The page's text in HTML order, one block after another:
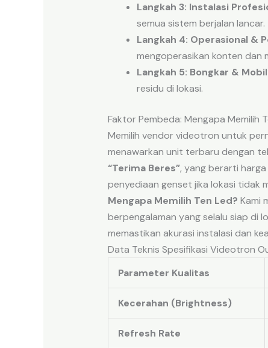
Langkah 3: Instalasi
semua sistem berjalan lancar.
Langkah 4: Operasional &
mengoperasikan konten dan
Langkah 5: Bongkar &
residu di lokasi.
Faktor Pembeda: Mengapa Memilih
Memilih vendor videotron untuk
menawarkan unit terbaru dengan
“Terima Beres”, yang berarti
penyediaan genset jika lokasi tidak
Mengapa Memilih Ten Led? Kami
berpengalaman yang selalu siap di
memastikan akurasi instalasi dan
Data Teknis Spesifikasi Videotron
Parameter Kualitas
Kecerahan (Brightness)
Refresh Rate